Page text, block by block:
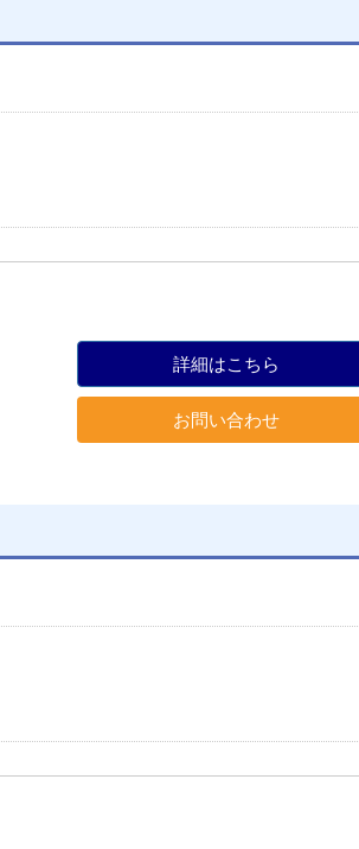
詳細はこちら
お問い合わせ